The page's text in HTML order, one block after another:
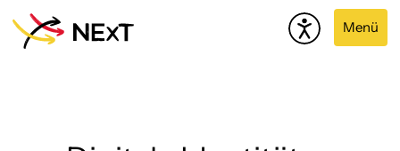
Menü